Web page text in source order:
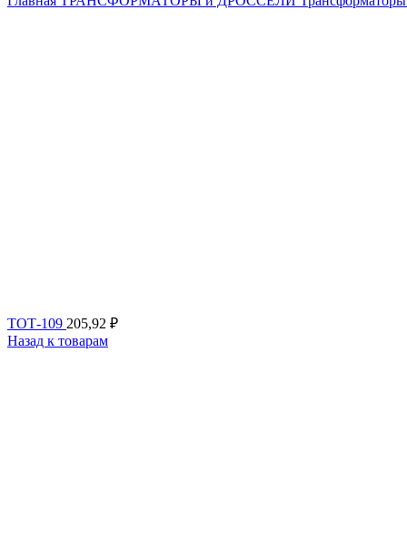
ТОТ-109 205,92 ₽
Назад к товарам